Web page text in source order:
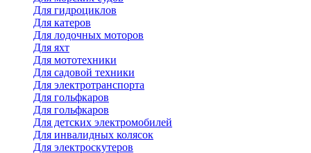
Для гидроциклов
Для катеров
Для лодочных моторов
Для яхт
Для мототехники
Для садовой техники
Для электротранспорта
Для гольфкаров
Для гольфкаров
Для детских электромобилей
Для инвалидных колясок
Для электроскутеров